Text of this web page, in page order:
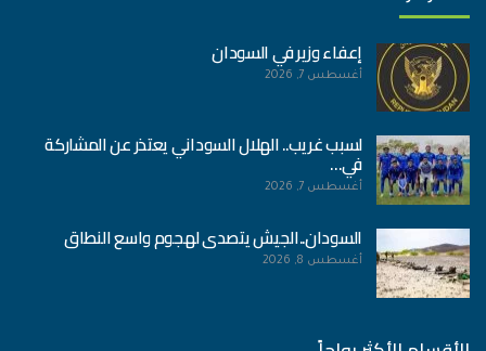
إعفاء وزير في السودان
أغسطس 7, 2026
لسبب غريب.. الهلال السوداني يعتذر عن المشاركة
في…
أغسطس 7, 2026
السودان..الجيش يتصدى لهجوم واسع النطاق
أغسطس 8, 2026